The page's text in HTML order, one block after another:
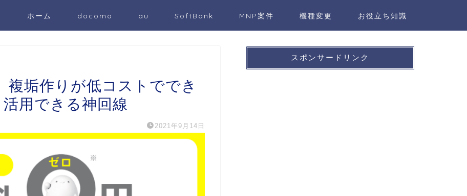
ホーム docomo au SoftBank MNP案件 機種変更 お役立ち知識
複垢作りが低コストででき
用できる神回線
2021年9月14日
スポンサードリンク